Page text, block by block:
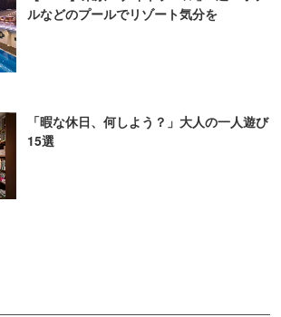
ルなどのプールでリゾート気分を
「暇な休日、何しよう？」大人の一人遊び
15選